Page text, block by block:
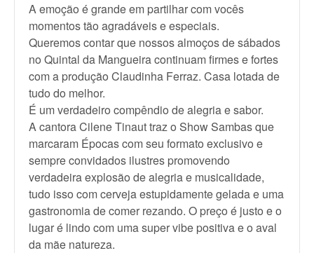
A emoção é grande em partilhar com vocês
momentos tão agradáveis e especiais.
Queremos contar que nossos almoços de sábados
no Quintal da Mangueira continuam firmes e fortes
com a produção Claudinha Ferraz. Casa lotada de
tudo do melhor.
É um verdadeiro compêndio de alegria e sabor.
A cantora Cilene Tinaut traz o Show Sambas que
marcaram Épocas com seu formato exclusivo e
sempre convidados ilustres promovendo
verdadeira explosão de alegria e musicalidade,
tudo isso com cerveja estupidamente gelada e uma
gastronomia de comer rezando. O preço é justo e o
lugar é lindo com uma super vibe positiva e o aval
da mãe natureza.